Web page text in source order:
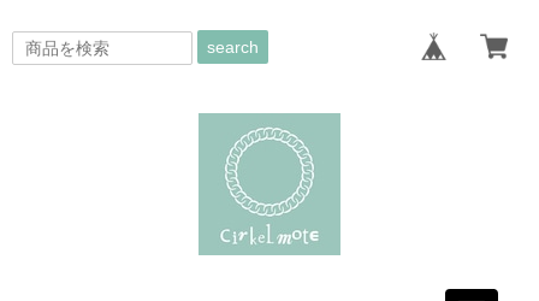
search